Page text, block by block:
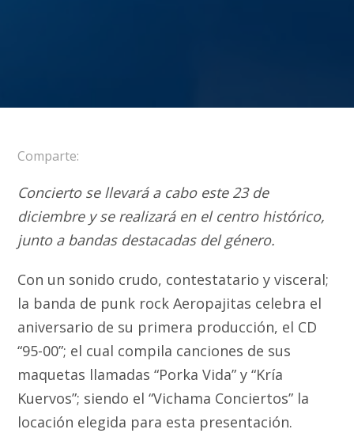
Comparte:
Concierto se llevará a cabo este 23 de
diciembre y se realizará en el centro histórico,
junto a bandas destacadas del género.
Con un sonido crudo, contestatario y visceral;
la banda de punk rock Aeropajitas celebra el
aniversario de su primera producción, el CD
“95-00”; el cual compila canciones de sus
maquetas llamadas “Porka Vida” y “Kría
Kuervos”; siendo el “Vichama Conciertos” la
locación elegida para esta presentación.